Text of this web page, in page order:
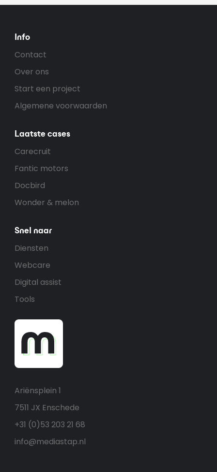
Ariënsplein 1
7511 JX Enschede
+31 (0)53 203 21 68
info@mediastap.nl
Info
Contact
Over ons
Start een project
Algemene voorwaarden
Laatste cases
Carecruit
Fantic motors
Docbird
Wonder & melon
Snel naar
Diensten
Webcare
Digital assist
Tools